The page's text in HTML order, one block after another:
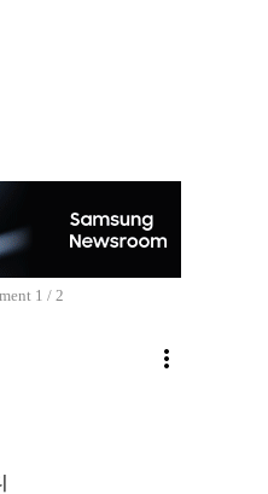
1 / 2
more_vert